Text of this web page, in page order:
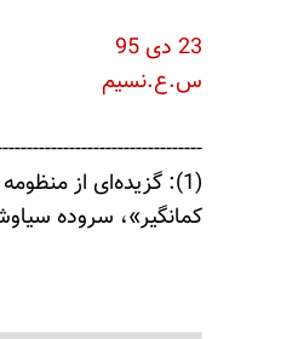
23 دی 95
س.ع.نسیم
(1): گزیده‌ای از
کمانگیر»، سروده